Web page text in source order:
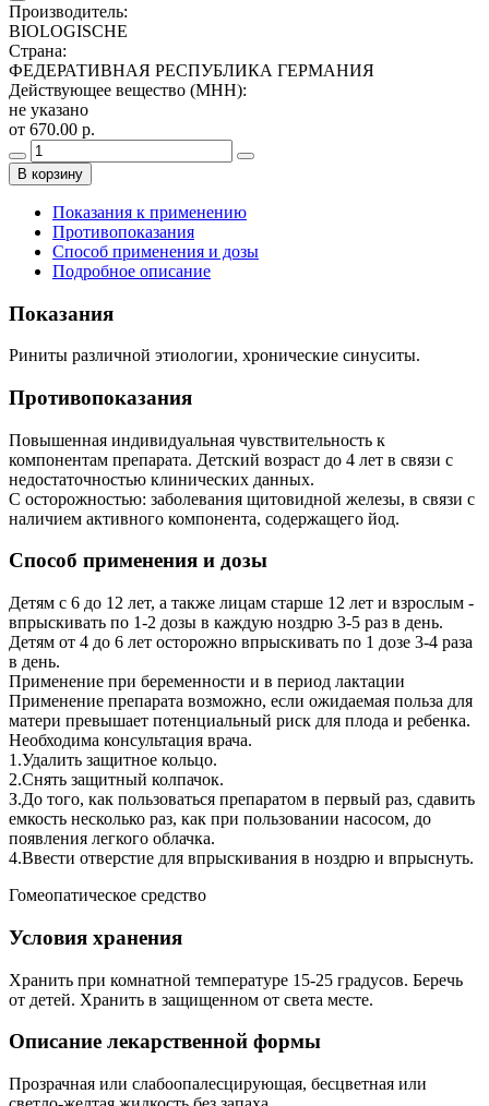
Производитель:
BIOLOGISCHE
Страна:
ФЕДЕРАТИВНАЯ РЕСПУБЛИКА ГЕРМАНИЯ
Действующее вещество (МНН):
не указано
от 670.00 р.
В корзину
Показания к применению
Противопоказания
Способ применения и дозы
Подробное описание
Показания
Риниты различной этиологии, хронические синуситы.
Противопоказания
Повышенная индивидуальная чувствительность к
компонентам препарата. Детский возраст до 4 лет в связи с
недостаточностью клинических данных.
С осторожностью: заболевания щитовидной железы, в связи с
наличием активного компонента, содержащего йод.
Способ применения и дозы
Детям с 6 до 12 лет, а также лицам старше 12 лет и взрослым -
впрыскивать по 1-2 дозы в каждую ноздрю 3-5 раз в день.
Детям от 4 до 6 лет осторожно впрыскивать по 1 дозе 3-4 раза
в день.
Применение при беременности и в период лактации
Применение препарата возможно, если ожидаемая польза для
матери превышает потенциальный риск для плода и ребенка.
Необходима консультация врача.
1.Удалить защитное кольцо.
2.Снять защитный колпачок.
З.До того, как пользоваться препаратом в первый раз, сдавить
емкость несколько раз, как при пользовании насосом, до
появления легкого облачка.
4.Ввести отверстие для впрыскивания в ноздрю и впрыснуть.
Гомеопатическое средство
Условия хранения
Хранить при комнатной температуре 15-25 градусов. Беречь
от детей. Хранить в защищенном от света месте.
Описание лекарственной формы
Прозрачная или слабоопалесцирующая, бесцветная или